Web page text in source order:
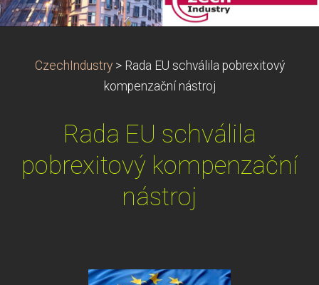
CzechIndustry > Rada EU schválila pobrexitový
kompenzační nástroj
Rada EU schválila
pobrexitový kompenzační
nástroj